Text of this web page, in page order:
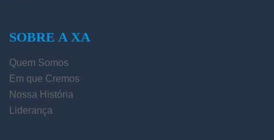
SOBRE A XA
Quem Somos
Em que Cremos
Nossa História
Liderança